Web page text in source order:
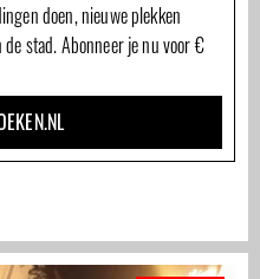
doen, nieuwe plekken
stad. Abonneer je nu voor €